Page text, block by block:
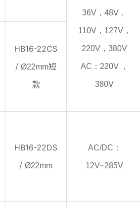
36V，48V，
110V，127V，
220V，380V
AC：220V ，
380V
HB16-22CS
/ Ø22mm短
款
HB16-22DS
/ Ø22mm
AC/DC：
12V~285V